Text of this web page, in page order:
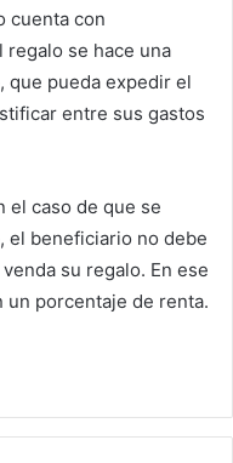
cuenta con
se hace una
que pueda expedir el
entre sus gastos
el caso de que se
el beneficiario no debe
su regalo. En ese
un porcentaje de renta.